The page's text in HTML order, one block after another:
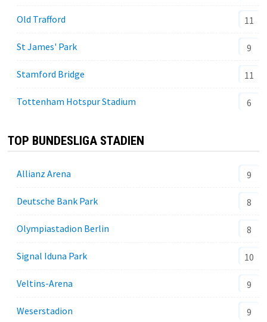
Old Trafford 11
St James' Park 9
Stamford Bridge 11
Tottenham Hotspur Stadium 6
TOP BUNDESLIGA STADIEN
Allianz Arena 9
Deutsche Bank Park 8
Olympiastadion Berlin 8
Signal Iduna Park 10
Veltins-Arena 9
Weserstadion 9